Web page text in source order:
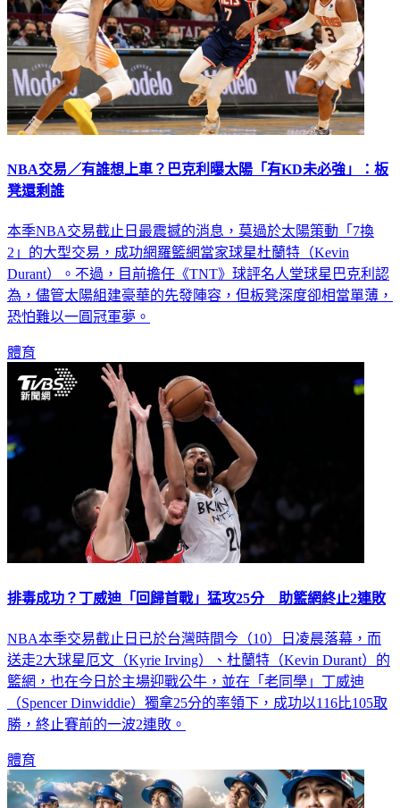
NBA交易／有誰想上車？巴克利曝太陽「有KD未必強」：板
凳還剩誰
本季NBA交易截止日最震撼的消息，莫過於太陽策動「7換
2」的大型交易，成功網羅籃網當家球星杜蘭特（Kevin
Durant）。不過，目前擔任《TNT》球評名人堂球星巴克利認
為，儘管太陽組建豪華的先發陣容，但板凳深度卻相當單薄，
恐怕難以一圓冠軍夢。
體育
排毒成功？丁威迪「回歸首戰」猛攻25分 助籃網終止2連敗
NBA本季交易截止日已於台灣時間今（10）日凌晨落幕，而
送走2大球星厄文（Kyrie Irving）、杜蘭特（Kevin Durant）的
籃網，也在今日於主場迎戰公牛，並在「老同學」丁威迪
（Spencer Dinwiddie）獨拿25分的率領下，成功以116比105取
勝，終止賽前的一波2連敗。
體育